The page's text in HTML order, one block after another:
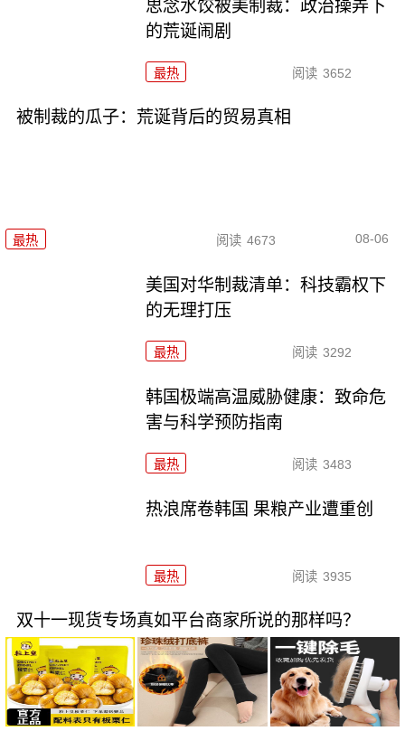
思念水饺被美制裁：政治操弄下
的荒诞闹剧
最热 阅读 3652
被制裁的瓜子：荒诞背后的贸易真相
最热 阅读 4673 08-06
美国对华制裁清单：科技霸权下
的无理打压
最热 阅读 3292
韩国极端高温威胁健康：致命危
害与科学预防指南
最热 阅读 3483
热浪席卷韩国 果粮产业遭重创
最热 阅读 3935
双十一现货专场真如平台商家所说的那样吗？